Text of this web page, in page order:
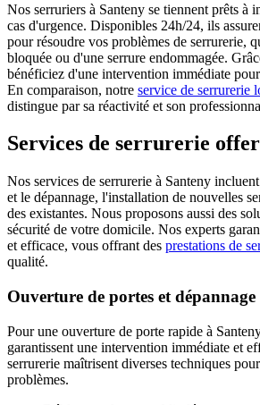
Nos serruriers à Santeny se tiennent prêts à
cas d'urgence. Disponibles 24h/24, ils
pour résoudre vos problèmes de serrurerie,
bloquée ou d'une serrure endommagée.
bénéficiez d'une intervention immédiate
En comparaison, notre service de serrurerie
distingue par sa réactivité et son
Services de serrurerie
Nos services de serrurerie à Santeny
et le dépannage, l'installation de nouvelles
des existantes. Nous proposons aussi des
sécurité de votre domicile. Nos experts
et efficace, vous offrant des prestations de
qualité.
Ouverture de portes et dépannage
Pour une ouverture de porte rapide à
garantissent une intervention immédiate et
serrurerie maîtrisent diverses techniques
problèmes.